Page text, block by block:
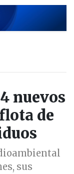
nuevos
de
sus